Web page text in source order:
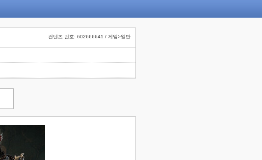
컨텐츠 번호: 602666641 / 게임>일반